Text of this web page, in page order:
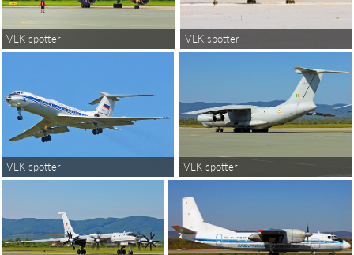
VLK spotter VLK spotter
VLK spotter VLK spotter